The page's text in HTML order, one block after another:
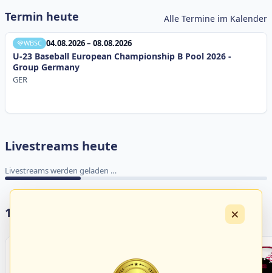
Termin heute Alle Termine im Kalender
WBSC 04.08.2026 – 08.08.2026
U-23 Baseball European Championship B Pool 2026 -
Group Germany
GER
Livestreams heute
Livestreams werden geladen …
17 Vereine im S/HBV ×